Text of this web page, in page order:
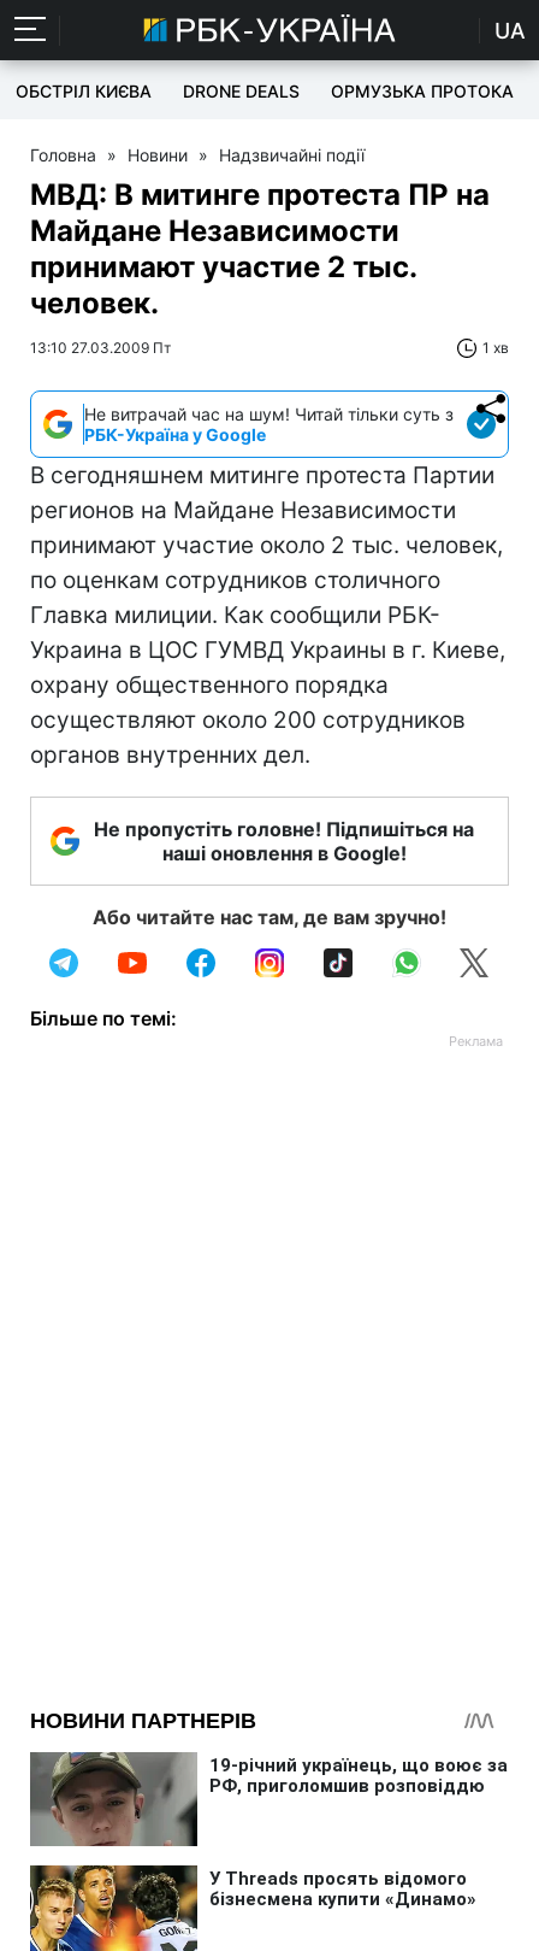
UA
ОБСТРІЛ КИЄВА DRONE DEALS ОРМУЗЬКА ПРОТОКА
Головна » Новини » Надзвичайні події
МВД: В митинге протеста ПР на
Майдане Независимости
принимают участие 2 тыс.
человек.
13:10 27.03.2009 Пт 1 хв
Не витрачай час на шум! Читай тільки суть з
РБК-Україна у Google
В сегодняшнем митинге протеста Партии
регионов на Майдане Независимости
принимают участие около 2 тыс. человек,
по оценкам сотрудников столичного
Главка милиции. Как сообщили РБК-
Украина в ЦОС ГУМВД Украины в г. Киеве,
охрану общественного порядка
осуществляют около 200 сотрудников
органов внутренних дел.
Не пропустіть головне! Підпишіться на
наші оновлення в Google!
Або читайте нас там, де вам зручно!
Більше по темі: